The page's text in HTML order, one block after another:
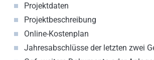
Projektdaten
Projektbeschreibung
Online-Kostenplan
Jahresabschlüsse der letzten zwei